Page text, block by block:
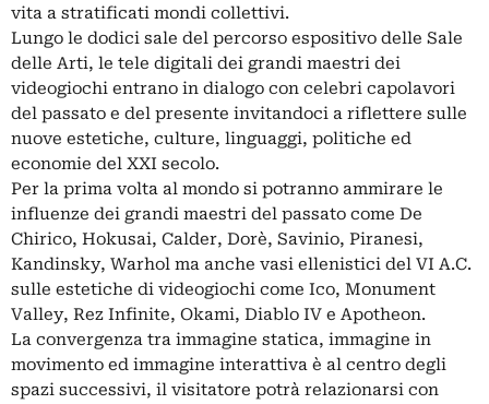
vita a stratificati mondi collettivi.
Lungo le dodici sale del percorso espositivo delle Sale
delle Arti, le tele digitali dei grandi maestri dei
videogiochi entrano in dialogo con celebri capolavori
del passato e del presente invitandoci a riflettere sulle
nuove estetiche, culture, linguaggi, politiche ed
economie del XXI secolo.
Per la prima volta al mondo si potranno ammirare le
influenze dei grandi maestri del passato come De
Chirico, Hokusai, Calder, Dorè, Savinio, Piranesi,
Kandinsky, Warhol ma anche vasi ellenistici del VI A.C.
sulle estetiche di videogiochi come Ico, Monument
Valley, Rez Infinite, Okami, Diablo IV e Apotheon.
La convergenza tra immagine statica, immagine in
movimento ed immagine interattiva è al centro degli
spazi successivi, il visitatore potrà relazionarsi con